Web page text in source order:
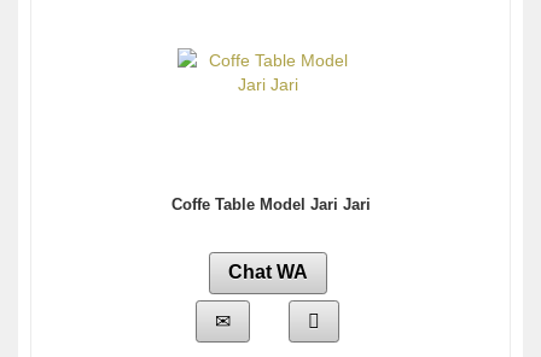
Coffe Table Model Jari Jari
Chat WA